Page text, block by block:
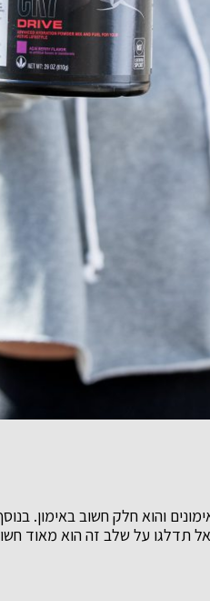
והוא חלק חשוב באימון.
תדלגו על שלב זה הוא מאוד